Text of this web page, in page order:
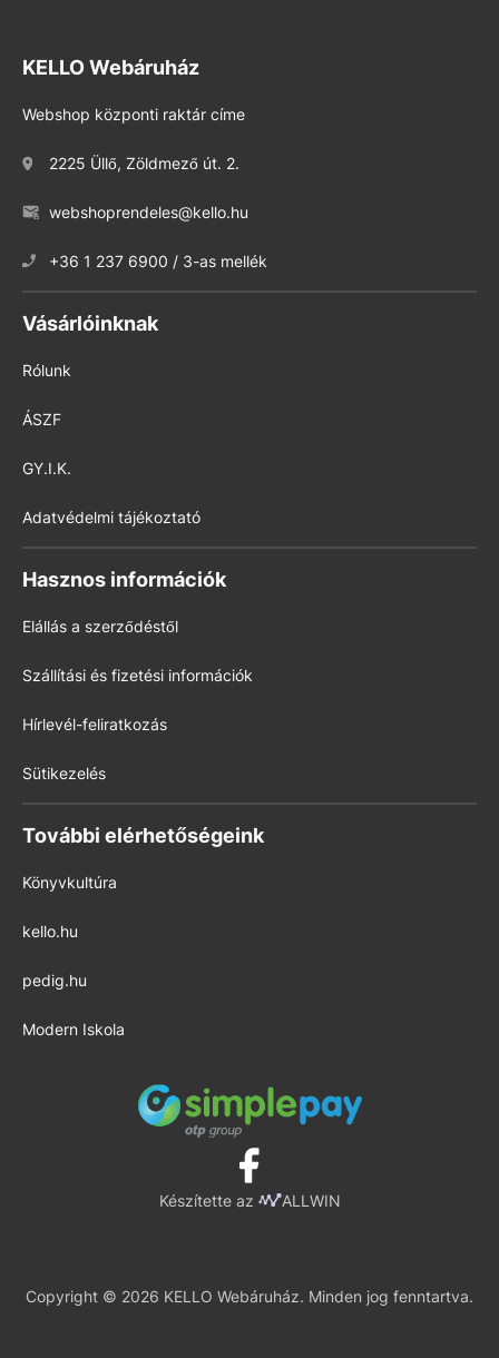
KELLO Webáruház
Webshop központi raktár címe
2225 Üllő, Zöldmező út. 2.
webshoprendeles@kello.hu
+36 1 237 6900 / 3-as mellék
Vásárlóinknak
Rólunk
ÁSZF
GY.I.K.
Adatvédelmi tájékoztató
Hasznos információk
Elállás a szerződéstől
Szállítási és fizetési információk
Hírlevél-feliratkozás
Sütikezelés
További elérhetőségeink
Könyvkultúra
kello.hu
pedig.hu
Modern Iskola
Készítette az ALLWIN
Copyright © 2026 KELLO Webáruház. Minden jog fenntartva.